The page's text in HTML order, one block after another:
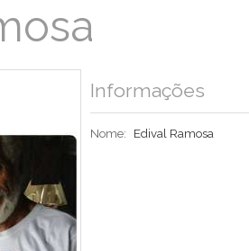
Informações
Nome: Edival Ramosa